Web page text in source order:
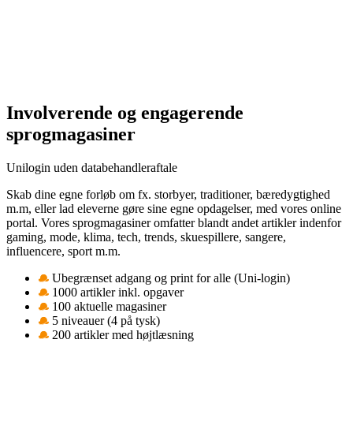
Involverende og engagerende
sprogmagasiner
Unilogin uden databehandleraftale
Skab dine egne forløb om fx. storbyer, traditioner, bæredygtighed
m.m, eller lad eleverne gøre sine egne opdagelser, med vores online
portal. Vores sprogmagasiner omfatter blandt andet artikler indenfor
gaming, mode, klima, tech, trends, skuespillere, sangere,
influencere, sport m.m.
Ubegrænset adgang og print for alle (Uni-login)
1000 artikler inkl. opgaver
100 aktuelle magasiner
5 niveauer (4 på tysk)
200 artikler med højtlæsning